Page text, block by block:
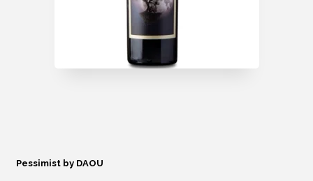
Pessimist by DAOU